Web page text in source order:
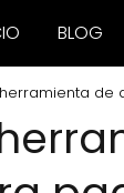
BLOG
de